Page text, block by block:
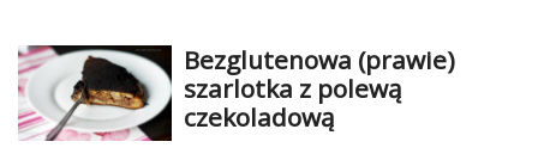
Bezglutenowa (prawie)
szarlotka z polewą
czekoladową